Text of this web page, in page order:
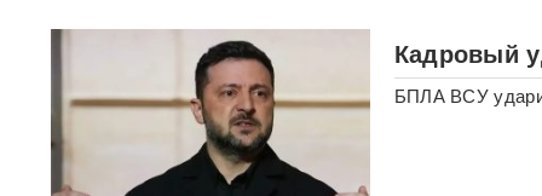
начинается крупнейшая
операция в обход ЕС
Дроны облетели Крым:
эксперт назвал возможный
маршрут атаки ВСУ на
Геленджик
Кадровый
БПЛА ВСУ